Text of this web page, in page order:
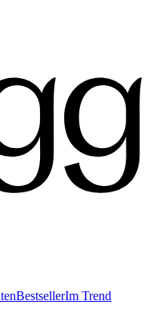
BestsellerIm Trend